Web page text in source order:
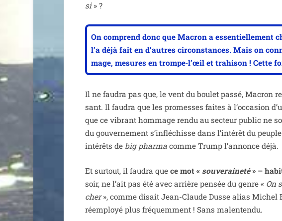
si» ?
On com­prend donc que Macron a essen­tiel­le­ment
l’a déjà fait en d’autres cir­cons­tances. Mais on
mage, mesures en trompe‑l’œil et tra­hi­son ! Cette
Il ne fau­dra pas que, le vent du bou­let pas­sé,
sant. Il fau­dra que les pro­messes faites à l’occasion
que ce vibrant hom­mage ren­du au sec­teur public ne
du gou­ver­ne­ment s’infléchisse dans l’intérêt du
inté­rêts de big phar­ma comme Trump l’an­nonce déjà.
Et sur­tout, il fau­dra quece mot « sou­ve­rai­ne­té» –
soir, ne l’ait pas été avec arrière pen­sée du genre « On
cher», comme disait Jean-Claude Dusse alias Michel
réem­ployé plus fré­quem­ment ! Sans malentendu.